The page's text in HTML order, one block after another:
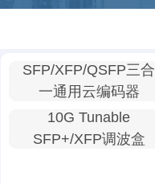
SFP/XFP/QSFP三合
一通用云编码器
10G Tunable
SFP+/XFP调波盒